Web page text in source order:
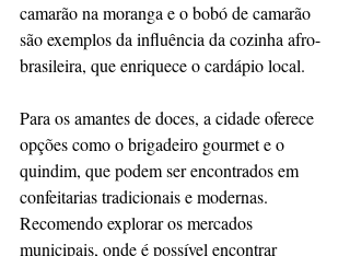
camarão na moranga e o bobó de camarão
são exemplos da influência da cozinha afro-
brasileira, que enriquece o cardápio local.
Para os amantes de doces, a cidade oferece
opções como o brigadeiro gourmet e o
quindim, que podem ser encontrados em
confeitarias tradicionais e modernas.
Recomendo explorar os mercados
municipais, onde é possível encontrar